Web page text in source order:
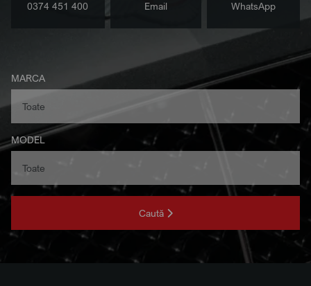
0374 451 400 Email WhatsApp
MARCA
MODEL
Caută